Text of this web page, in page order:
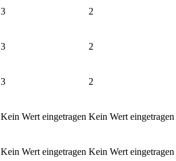
3 2
3 2
3 2
Kein Wert eingetragen Kein Wert eingetragen
Kein Wert eingetragen Kein Wert eingetragen